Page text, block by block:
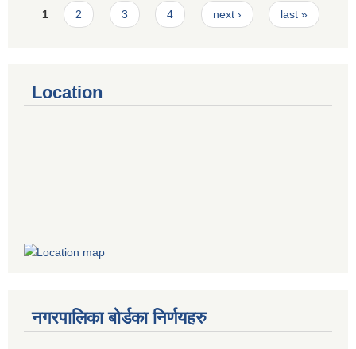
Pages
1 2 3 4 next › last »
Location
नगरपालिका बोर्डका निर्णयहरु